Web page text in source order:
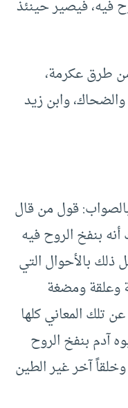
فيه، فيصير حينئذ
طرق عكرمة،
والضحاك، وابن زيد
قول من قال
بنفخ الروح فيه
ذلك بالأحوال التي
وعلقة ومضغة
تلك المعاني كلها
آدم بنفخ الروح
آخر غير الطين